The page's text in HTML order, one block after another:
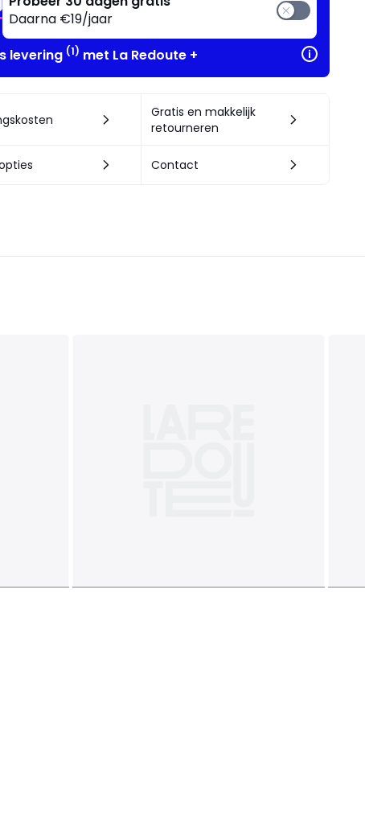
Daarna €19/jaar
levering (1) met La Redoute +
Gratis en makkelijk
retourneren
Contact